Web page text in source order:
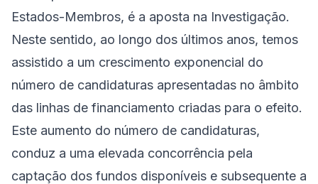
Estados-Membros, é a aposta na Investigação.
Neste sentido, ao longo dos últimos anos, temos
assistido a um crescimento exponencial do
número de candidaturas apresentadas no âmbito
das linhas de financiamento criadas para o efeito.
Este aumento do número de candidaturas,
conduz a uma elevada concorrência pela
captação dos fundos disponíveis e subsequente a